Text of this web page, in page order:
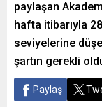
paylaşan
hafta itibarıyla
seviyelerine
şartın gerekli
Paylaş